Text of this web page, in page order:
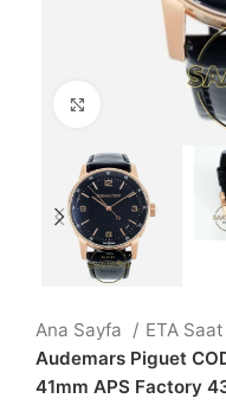
Büyütmek için
Ana Sayfa ETA Saat
Audemars Piguet
41mm APS Factory